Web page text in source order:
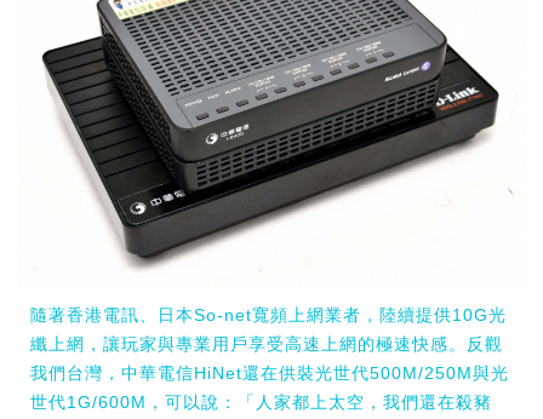
隨著香港電訊、日本So-net寬頻上網業者，陸續提供10G光
纖上網，讓玩家與專業用戶享受高速上網的極速快感。反觀
我們台灣，中華電信HiNet還在供裝光世代500M/250M與光
世代1G/600M，可以說：「人家都上太空，我們還在殺豬